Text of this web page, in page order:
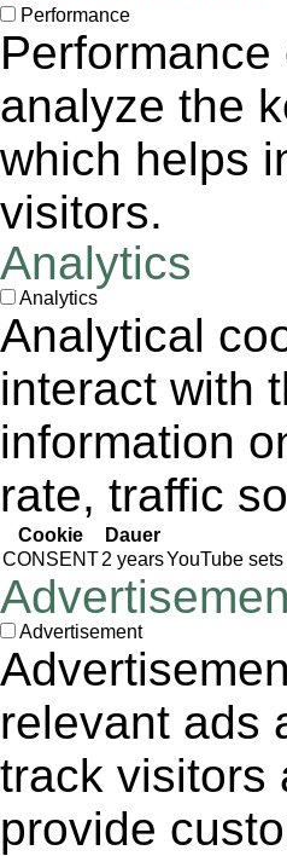
Performance
analyze the
which helps
visitors.
Analytics
Analytics
Analytical
interact with
information
rate, traffic
Cookie Dauer
CONSENT2 yearsYouTube
Advertisement
relevant ads
track visitors
provide